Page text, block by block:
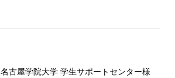
名古屋学院大学 学生サポートセンター様